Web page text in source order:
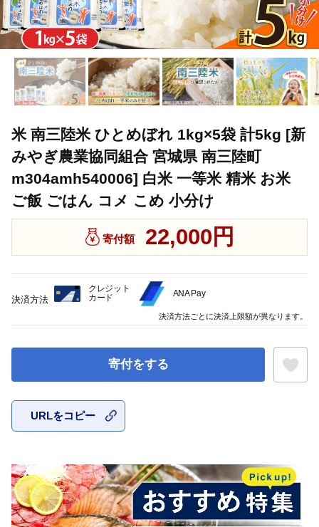
米 南三陸米 ひとめぼれ 1kg×5袋 計5kg [新
みやぎ農業協同組合 宮城県 南三陸町
m304amh540006] 白米 一等米 精米 お米
ご飯 ごはん コメ こめ 小分け
寄付額 22,000円
寄付をする
URLをコピー
決済方法
クレジット
カード
ANA Pay
決済方法ごとに決済上限額が異なります。